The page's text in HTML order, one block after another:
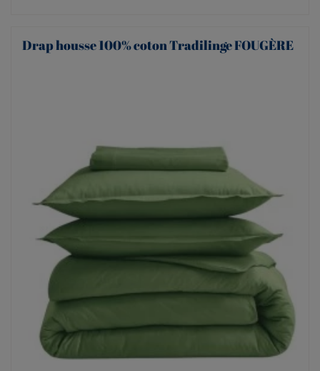
Drap housse 100% coton Tradilinge FOUGÈRE